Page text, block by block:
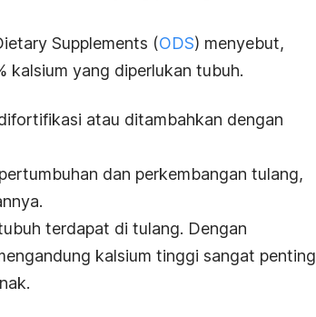
Supplements (ODS) menyebut,
kalsium yang diperlukan tubuh.
atau ditambahkan dengan
dan perkembangan tulang,
terdapat di tulang. Dengan
kalsium tinggi sangat penting